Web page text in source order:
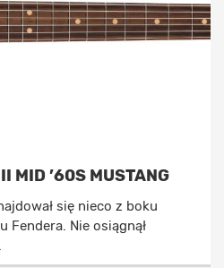
MID ’60S MUSTANG
się nieco z boku
Fendera. Nie osiągnął